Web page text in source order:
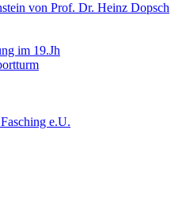
von Prof. Dr. Heinz Dopsch
im 19.Jh
e.U.